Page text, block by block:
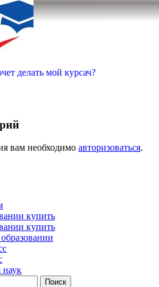
делать мой курсач?
вам необходимо авторизоваться.
купить
купить